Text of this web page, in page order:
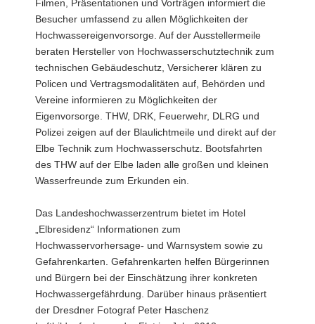
Filmen, Präsentationen und Vorträgen informiert die
Besucher umfassend zu allen Möglichkeiten der
Hochwassereigenvorsorge. Auf der Ausstellermeile
beraten Hersteller von Hochwasserschutztechnik zum
technischen Gebäudeschutz, Versicherer klären zu
Policen und Vertragsmodalitäten auf, Behörden und
Vereine informieren zu Möglichkeiten der
Eigenvorsorge. THW, DRK, Feuerwehr, DLRG und
Polizei zeigen auf der Blaulichtmeile und direkt auf der
Elbe Technik zum Hochwasserschutz. Bootsfahrten
des THW auf der Elbe laden alle großen und kleinen
Wasserfreunde zum Erkunden ein.
Das Landeshochwasserzentrum bietet im Hotel
„Elbresidenz“ Informationen zum
Hochwasservorhersage- und Warnsystem sowie zu
Gefahrenkarten. Gefahrenkarten helfen Bürgerinnen
und Bürgern bei der Einschätzung ihrer konkreten
Hochwassergefährdung. Darüber hinaus präsentiert
der Dresdner Fotograf Peter Haschenz